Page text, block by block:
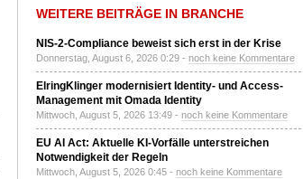
WEITERE BEITRÄGE IN BRANCHE
NIS-2-Compliance beweist sich erst in der Krise
Donnerstag, August 6, 2026 0:29 - noch keine Kommentare
ElringKlinger modernisiert Identity- und Access-
Management mit Omada Identity
Mittwoch, August 5, 2026 13:49 - noch keine Kommentare
EU AI Act: Aktuelle KI-Vorfälle unterstreichen
Notwendigkeit der Regeln
Mittwoch, August 5, 2026 0:45 - noch keine Kommentare